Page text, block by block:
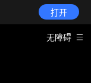
打开
无障碍